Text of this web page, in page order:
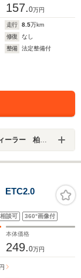
157.0万円
走行 8.5万km
修復
なし
整備
法定整備付
店 中古車専門店
談可 360°画像付
本体価格
249.0万円
円